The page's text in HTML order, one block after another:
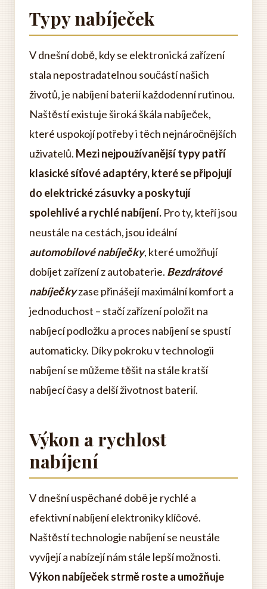
Typy nabíječek
V dnešní době, kdy se elektronická zařízení
stala nepostradatelnou součástí našich
životů, je nabíjení baterií každodenní rutinou.
Naštěstí existuje široká škála nabíječek,
které uspokojí potřeby i těch nejnáročnějších
uživatelů. Mezi nejpoužívanější typy patří
klasické síťové adaptéry, které se připojují
do elektrické zásuvky a poskytují
spolehlivé a rychlé nabíjení. Pro ty, kteří jsou
neustále na cestách, jsou ideální
automobilové nabíječky, které umožňují
dobíjet zařízení z autobaterie. Bezdrátové
nabíječkyzase přinášejí maximální komfort a
jednoduchost – stačí zařízení položit na
nabíjecí podložku a proces nabíjení se spustí
automaticky. Díky pokroku v technologii
nabíjení se můžeme těšit na stále kratší
nabíjecí časy a delší životnost baterií.
Výkon a rychlost
nabíjení
V dnešní uspěchané době je rychlé a
efektivní nabíjení elektroniky klíčové.
Naštěstí technologie nabíjení se neustále
vyvíjejí a nabízejí nám stále lepší možnosti.
Výkon nabíječek strmě roste a umožňuje